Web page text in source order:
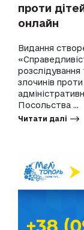
проти
онлайн
Видання
злочинів
Посольства ...
Читати далі